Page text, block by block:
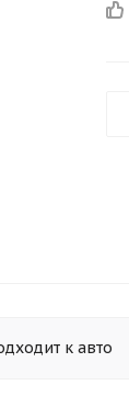
к авто